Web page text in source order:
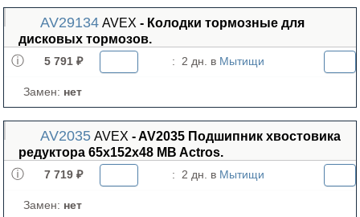
AV29134 AVEX - Колодки тормозные для
дисковых тормозов.
5 791 ₽ : 2 дн. в Мытищи
Замен: нет
AV2035 AVEX - AV2035 Подшипник хвостовика
редуктора 65x152x48 MB Actros.
7 719 ₽ : 2 дн. в Мытищи
Замен: нет